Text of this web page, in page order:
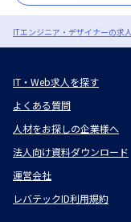
ITエンジニア・デザイナーの求
IT・Web求人を探す
よくある質問
人材をお探しの企業様へ
法人向け資料ダウンロード
運営会社
レバテックID利用規約